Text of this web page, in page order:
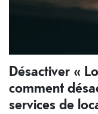
Désactiver «
comment
services de